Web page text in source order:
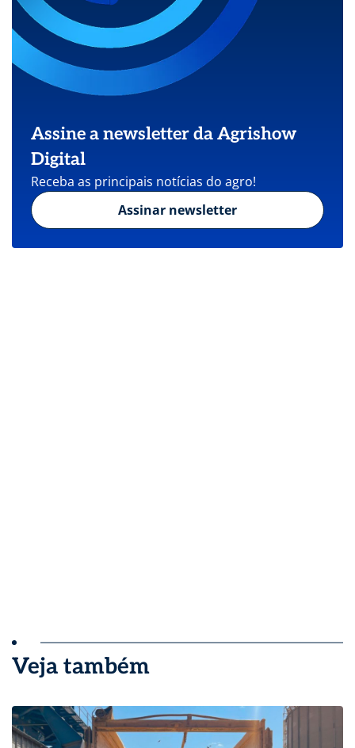
Assine a newsletter da Agrishow
Digital
Receba as principais notícias do agro!
Assinar newsletter
Veja também